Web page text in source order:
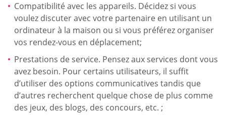
Compatibilité avec les appareils. Décidez si vous
voulez discuter avec votre partenaire en utilisant un
ordinateur à la maison ou si vous préférez organiser
vos rendez-vous en déplacement;
Prestations de service. Pensez aux services dont vous
avez besoin. Pour certains utilisateurs, il suffit
d’utiliser des options communicatives tandis que
d’autres recherchent quelque chose de plus comme
des jeux, des blogs, des concours, etc. ;